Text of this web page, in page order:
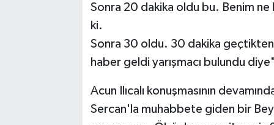
Sonra 20 dakika oldu bu. Benim
ki.
Sonra 30 oldu. 30 dakika
haber geldi yarışmacı bulundu
Acun Ilıcalı konuşmasının
Sercan'la muhabbete giden bir